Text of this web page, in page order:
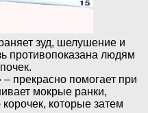
зуд, шелушение и
противопоказана людям
прекрасно помогает при
мокрые ранки,
которые затем